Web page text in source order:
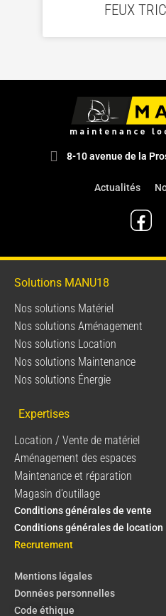
FEUX
8-10 avenue de la
Actualités
Solutions MANU18
Nos solutions Matériel
Nos solutions Aménagement
Nos solutions Location
Nos solutions Maintenance
Nos solutions Énergie
Expertises
Location / Vente de matériel
Aménagement des espaces
Maintenance et réparation
Magasin d’outillage
Conditions générales de vente
Conditions générales de location
Recrutement
Mentions légales
Données personnelles
Code éthique